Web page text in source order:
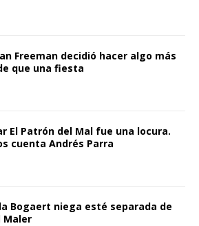
Freeman decidió hacer algo más
que una fiesta
El Patrón del Mal fue una locura.
cuenta Andrés Parra
Bogaert niega esté separada de
Maler